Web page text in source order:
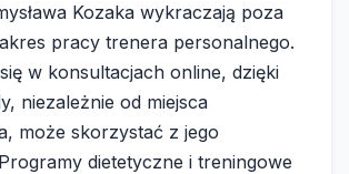
Kozaka wykraczają poza
pracy trenera personalnego.
w konsultacjach online, dzięki
niezależnie od miejsca
może skorzystać z jego
dietetyczne i treningowe